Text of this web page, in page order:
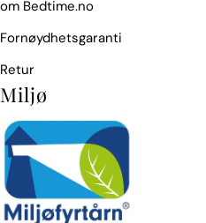
om Bedtime.no
Fornøydhetsgaranti
Retur
Miljø